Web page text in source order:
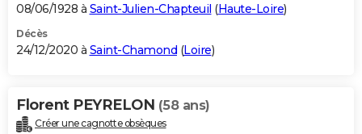
08/06/1928 à Saint-Julien-Chapteuil (Haute-Loire)
Décès
24/12/2020 à Saint-Chamond (Loire)
Florent PEYRELON (58 ans)
Créer une cagnotte obsèques